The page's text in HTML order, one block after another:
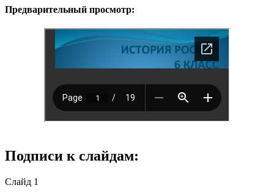
Предварительный просмотр:
Подписи к слайдам:
Слайд 1